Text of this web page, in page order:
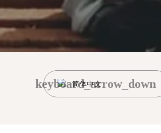
简体中文
keyboard_arrow_down